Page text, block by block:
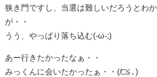
狭き門ですし、当選は難しいだろうとわ
が・・
うう、やっぱり落ち込む(-ω-;)
あー行きたかったなぁ・・
みっくんに会いたかったぁ・・(/□≦､)